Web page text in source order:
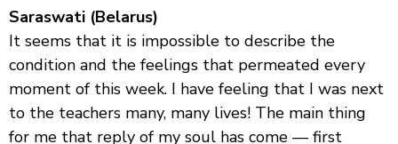
Saraswati (Belarus)
It seems that it is impossible to describe the
condition and the feelings that permeated every
moment of this week. I have feeling that I was next
to the teachers many, many lives! The main thing
for me that reply of my soul has come — first